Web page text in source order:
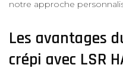
notre approche
Les avantages
crépi avec LSR